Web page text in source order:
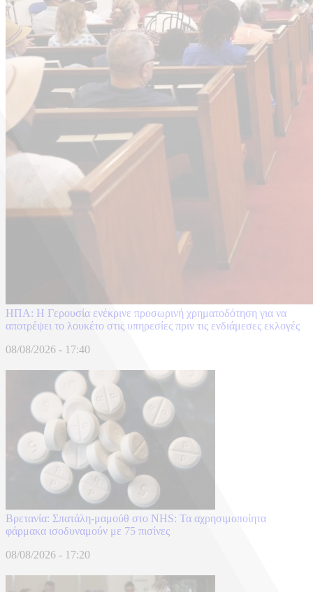
ΗΠΑ: Η Γερουσία ενέκρινε προσωρινή χρηματοδότηση για να
αποτρέψει το λουκέτο στις υπηρεσίες πριν τις ενδιάμεσες εκλογές
08/08/2026 - 17:40
Βρετανία: Σπατάλη‑μαμούθ στο NHS: Τα αχρησιμοποίητα
φάρμακα ισοδυναμούν με 75 πισίνες
08/08/2026 - 17:20